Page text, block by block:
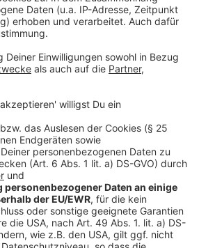
Land in den Augen der
mehr Geld in die Hand nehmen. Im
Flüchtling etwa 10.000 Euro im
wären aber 13.000 bis 16.000
es. Zum Anderen müsste der
dem die Flüchtlinge auf die